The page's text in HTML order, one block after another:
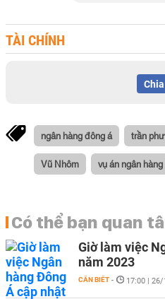
TÀI CHÍNH
ngân hàng đông á trần
Vũ Nhôm vụ án ngân
Có thể bạn quan
Giờ làm việc
năm 2023
CẦN BIẾT - 17:00 |